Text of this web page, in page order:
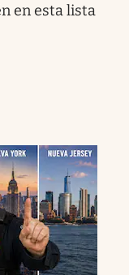
en esta lista